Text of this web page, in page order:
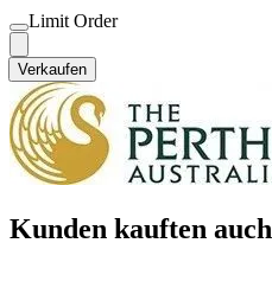
Limit Order
Verkaufen
Kunden kauften auch